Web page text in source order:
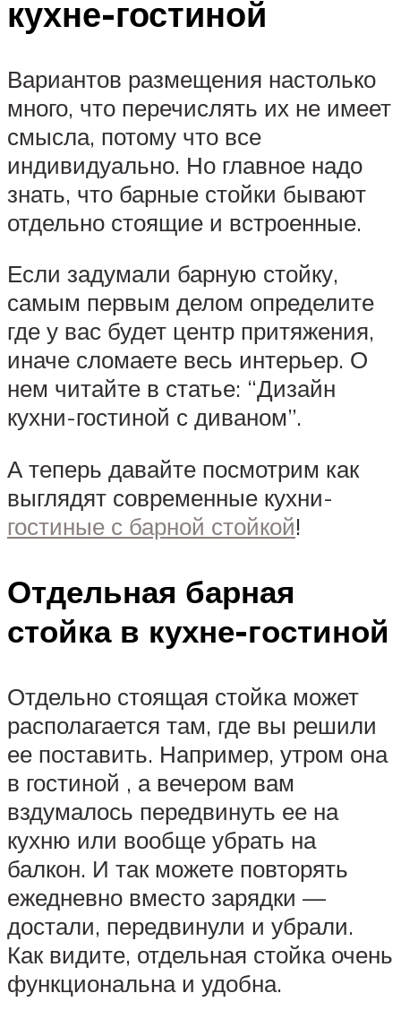
кухне-гостиной
Вариантов размещения настолько
много, что перечислять их не имеет
смысла, потому что все
индивидуально. Но главное надо
знать, что барные стойки бывают
отдельно стоящие и встроенные.
Если задумали барную стойку,
самым первым делом определите
где у вас будет центр притяжения,
иначе сломаете весь интерьер. О
нем читайте в статье: “Дизайн
кухни-гостиной с диваном”.
А теперь давайте посмотрим как
выглядят современные кухни-
гостиные с барной стойкой!
Отдельная барная
стойка в кухне-гостиной
Отдельно стоящая стойка может
располагается там, где вы решили
ее поставить. Например, утром она
в гостиной , а вечером вам
вздумалось передвинуть ее на
кухню или вообще убрать на
балкон. И так можете повторять
ежедневно вместо зарядки —
достали, передвинули и убрали.
Как видите, отдельная стойка очень
функциональна и удобна.